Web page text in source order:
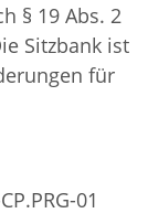
§ 19 Abs. 2
Sitzbank ist
für
01